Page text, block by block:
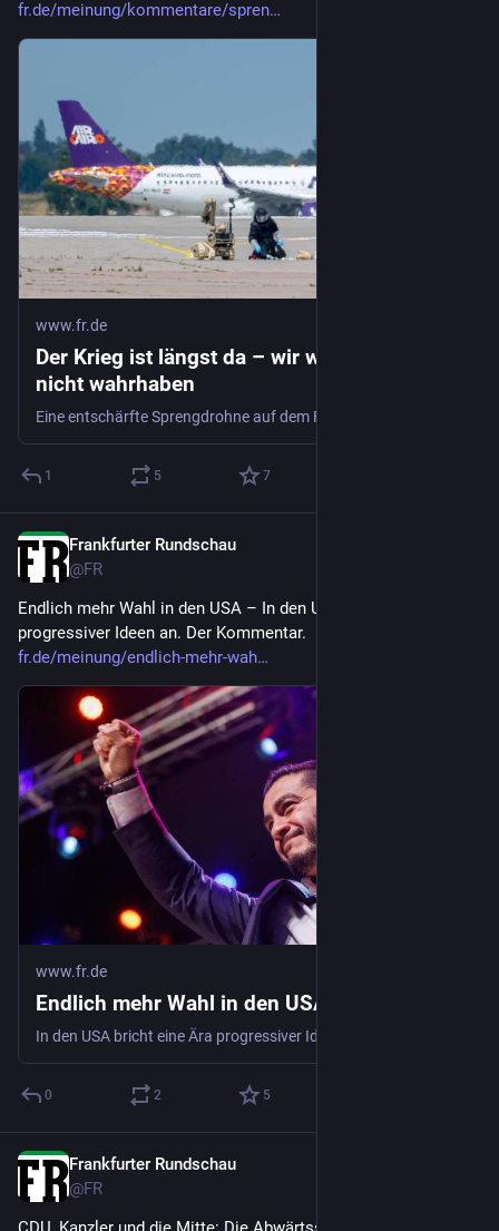
fr.de/meinung/kommentare/spren
www.fr.de
Der Krieg ist längst da – wir wollen es nur
nicht wahrhaben
1 5 7
Frankfurter Rundschau
@FR
Endlich mehr Wahl in den USA – In den USA bricht eine Ära
progressiver Ideen an. Der Kommentar.
fr.de/meinung/endlich-mehr-wah
www.fr.de
Endlich mehr Wahl in den USA
0 2 5
Frankfurter Rundschau
@FR